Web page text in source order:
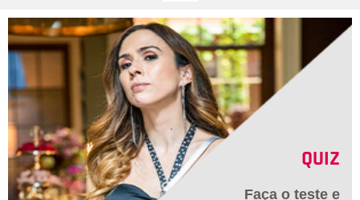
QUIZ
Faça o teste e